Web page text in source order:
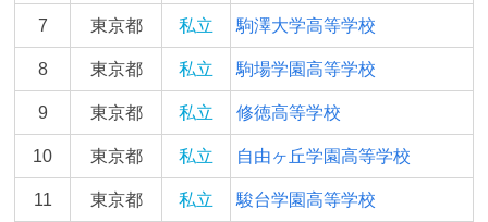
7 東京都 私立 駒澤大学高等学校
8 東京都 私立 駒場学園高等学校
9 東京都 私立 修徳高等学校
10 東京都 私立 自由ヶ丘学園高等学校
11 東京都 私立 駿台学園高等学校